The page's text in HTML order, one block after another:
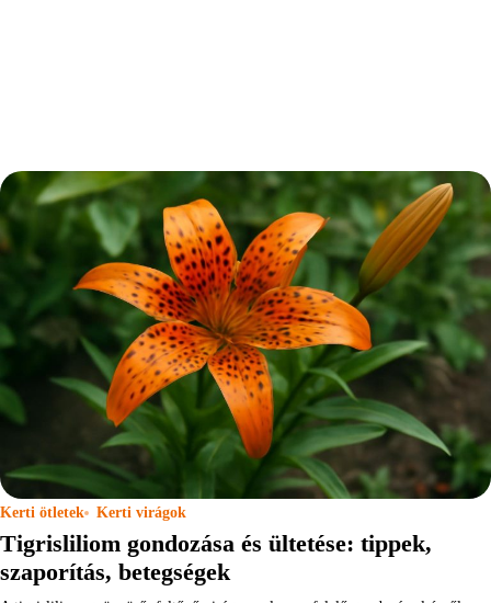
Kerti ötletek Kerti virágok
Tigrisliliom gondozása és ültetése: tippek,
szaporítás, betegségek